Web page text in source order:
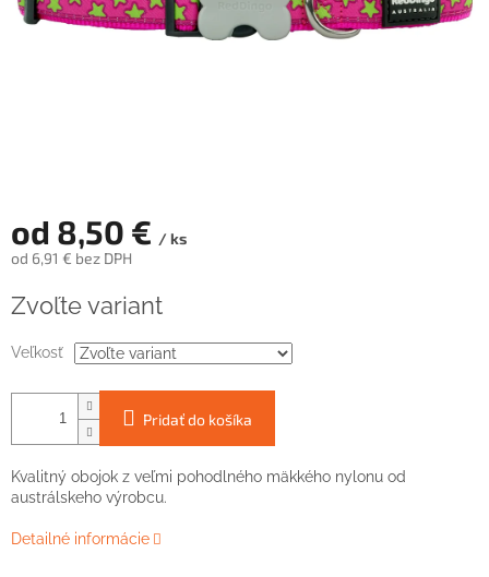
od 8,50 € / ks
od 6,91 € bez DPH
cena:
Zvoľte variant
Veľkosť
Pridať do košíka
Kvalitný obojok z veľmi pohodlného mäkkého nylonu od
austrálskeho výrobcu.
Detailné informácie